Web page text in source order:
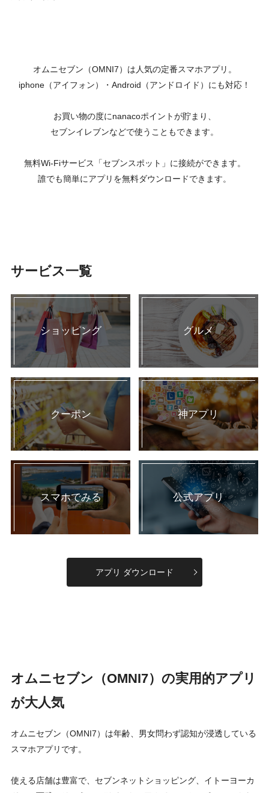
オムニセブン（OMNI7）は人気の定番スマホアプリ。
iphone（アイフォン）・Android（アンドロイド）にも対応！
お買い物の度にnanacoポイントが貯まり、
セブンイレブンなどで使うこともできます。
無料Wi-Fiサービス「セブンスポット」に接続ができます。
誰でも簡単にアプリを無料ダウンロードできます。
サービス一覧
ショッピング グルメ
クーポン 神アプリ
スマホでみる 公式アプリ
アプリ ダウンロード
オムニセブン（OMNI7）の実用的アプリ
が大人気
オムニセブン（OMNI7）は年齢、男女問わず認知が浸透している
スマホアプリです。
使える店舗は豊富で、セブンネットショッピング、イトーヨーカ